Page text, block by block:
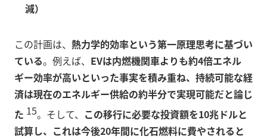
減）
この計画は、 熱力学的効率という第一原理思考に基づい
ている。例えば、 EVは内燃機関車よりも約4倍エネル
ギー効率が高いといった事実を積み重ね、持続可能な経
済は現在のエネルギー供給の約半分で実現可能だと論じ
た 15。そして、 この移行に必要な投資額を10兆ドルと
試算し、これは今後20年間に化石燃料に費やされると